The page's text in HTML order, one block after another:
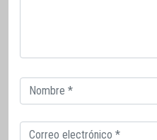
Correo
electrónico
Correo